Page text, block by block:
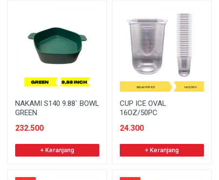
NAKAMI S140 9.88` BOWL
GREEN
232.500
+ Keranjang
CUP ICE OVAL
16OZ/50PC
24.300
+ Keranjang